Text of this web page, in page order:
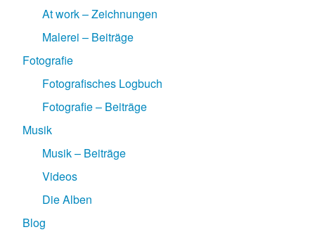
At work – Zeichnungen
Malerei – Beiträge
Fotografie
Fotografisches Logbuch
Fotografie – Beiträge
Musik
Musik – Beiträge
Videos
Die Alben
Blog